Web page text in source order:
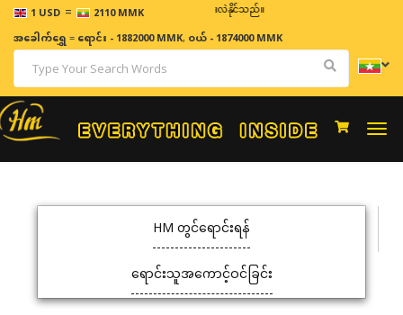
1 USD = 2110 MMK
ဈေးနှုန်းများသည် အချိန်နှင့် အမျှပြောင်းလဲနိုင်သည်။
အခေါက်ရွှေ=ရောင်း - 1882000 MMK, ဝယ် - 1874000 MMK
HM တွင်ရောင်းရန်
ရောင်းသူအကောင့်ဝင်ခြင်း